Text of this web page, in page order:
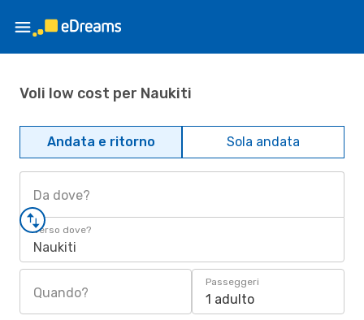
Voli low cost per Naukiti
Andata e ritorno Sola andata
Da dove?
Verso dove?
Naukiti
Quando?
Passeggeri
1 adulto